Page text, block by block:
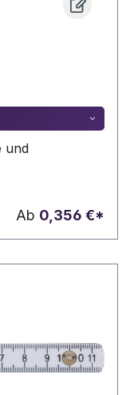
und
Ab 0,356 €*